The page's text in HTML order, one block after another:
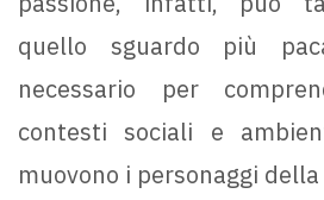
quello sguardo più
necessario per
contesti sociali e
muovono i personaggi